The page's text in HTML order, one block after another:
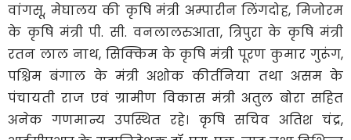
वांगसू, मेघालय की कृषि मंत्री अम्पारीन लिंगदोह, मिजोरम
के कृषि मंत्री पी. सी. वनलालरुआता, त्रिपुरा के कृषि मंत्री
रतन लाल नाथ, सिक्किम के कृषि मंत्री पूरण कुमार गुरूंग,
पश्चिम बंगाल के मंत्री अशोक कीर्तनिया तथा असम के
पंचायती राज एवं ग्रामीण विकास मंत्री अतुल बोरा सहित
अनेक गणमान्य उपस्थित रहे। कृषि सचिव अतिश चंद्र,